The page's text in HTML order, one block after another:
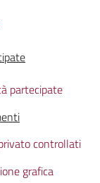
partecipate
controllati
grafica